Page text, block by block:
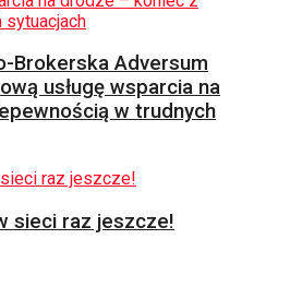
Brokerska Adversum
usługę wsparcia na
w trudnych
sieci raz jeszcze!